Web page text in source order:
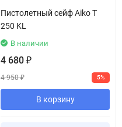
Пистолетный сейф Aiko T
250 KL
В наличии
4 680 ₽
4 950₽ 5%
В корзину